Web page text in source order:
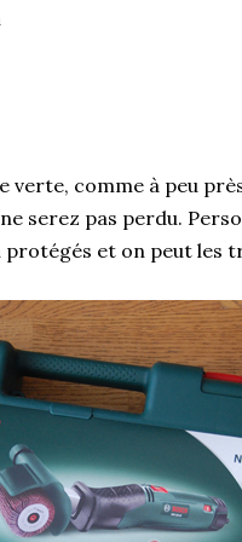
comme à peu
serez pas perdu.
protégés et on peut les